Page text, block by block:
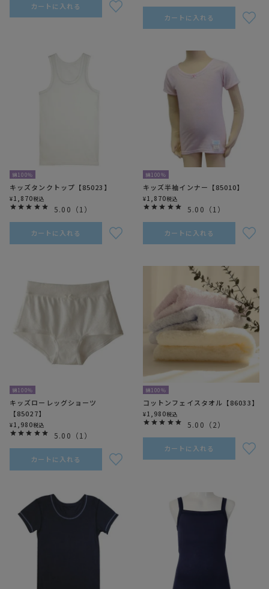
カートに入れる
カートに入れる
綿100％
キッズタンクトップ【85023】
¥1,870税込
5.00 （1 ）
カートに入れる
綿100％
キッズ半袖インナー【85010】
¥1,870税込
5.00 （1 ）
カートに入れる
綿100％
キッズローレッグショーツ
【85027】
¥1,980税込
5.00 （1 ）
カートに入れる
綿100％
コットンフェイスタオル【86033】
¥1,980税込
5.00 （2）
カートに入れる